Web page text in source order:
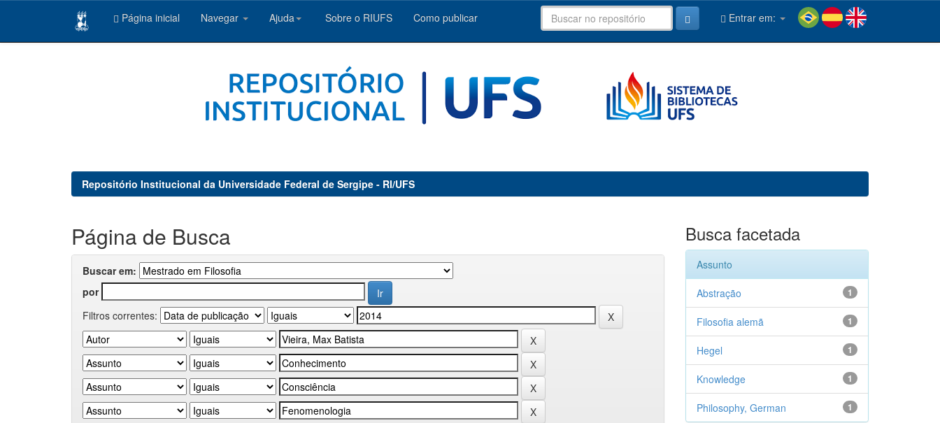
Página inicial Navegar Ajuda Sobre o RIUFS Como publicar Entrar em:
Repositório Institucional da Universidade Federal de Sergipe - RI/UFS
Página de Busca
Buscar em:
por
Filtros correntes:
Busca facetada
Assunto
1
Abstração
1
Filosofia alemã
1
Hegel
1
Knowledge
1
Philosophy, German